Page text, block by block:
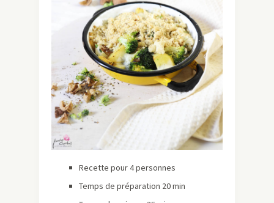
Recette pour 4 personnes
Temps de préparation 20 min